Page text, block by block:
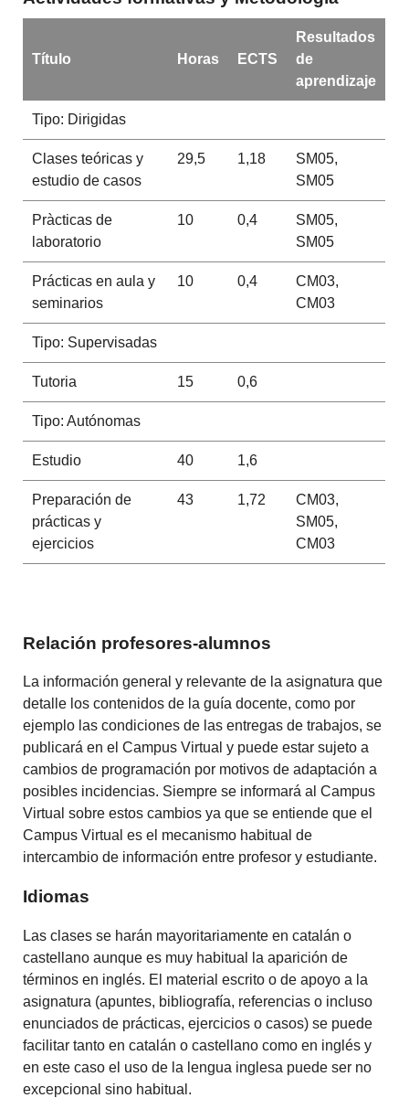
Título Horas ECTS
Resultados
de
aprendizaje
Tipo: Dirigidas
Clases teóricas y
estudio de casos
29,5 1,18
SM05,
SM05
Pràcticas de
laboratorio
10 0,4
SM05,
SM05
Prácticas en aula y
seminarios
10 0,4
CM03,
CM03
Tipo: Supervisadas
Tutoria 15 0,6
Tipo: Autónomas
Estudio 40 1,6
Preparación de
prácticas y
ejercicios
43 1,72
CM03,
SM05,
CM03
Relación profesores-alumnos
La información general y relevante de la asignatura que
detalle los contenidos de la guía docente, como por
ejemplo las condiciones de las entregas de trabajos, se
publicará en el Campus Virtual y puede estar sujeto a
cambios de programación por motivos de adaptación a
posibles incidencias. Siempre se informará al Campus
Virtual sobre estos cambios ya que se entiende que el
Campus Virtual es el mecanismo habitual de
intercambio de información entre profesor y estudiante.
Idiomas
Las clases se harán mayoritariamente en catalán o
castellano aunque es muy habitual la aparición de
términos en inglés. El material escrito o de apoyo a la
asignatura (apuntes, bibliografía, referencias o incluso
enunciados de prácticas, ejercicios o casos) se puede
facilitar tanto en catalán o castellano como en inglés y
en este caso el uso de la lengua inglesa puede ser no
excepcional sino habitual.